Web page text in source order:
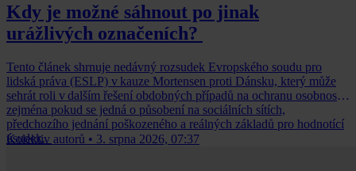
Kdy je možné sáhnout po jinak
urážlivých označeních?
Tento článek shrnuje nedávný rozsudek Evropského soudu pro
lidská práva (ESLP) v kauze Mortensen proti Dánsku, který může
sehrát roli v dalším řešení obdobných případů na ochranu osobnosti,
zejména pokud se jedná o působení na sociálních sítích,
předchozího jednání poškozeného a reálných základů pro hodnotící
úsudek.
Kolektiv autorů • 3. srpna 2026, 07:37